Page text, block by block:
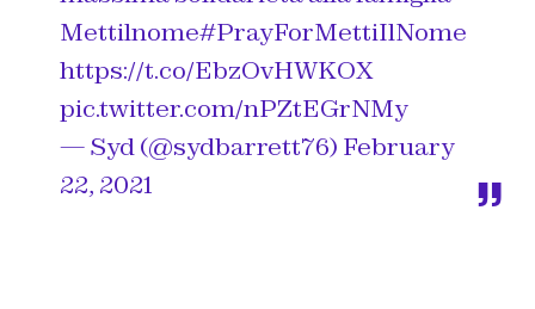
Mettilnome#PrayForMettiIlNome
https://t.co/EbzOvHWKOX
pic.twitter.com/nPZtEGrNMy
— Syd (@sydbarrett76) February
22, 2021